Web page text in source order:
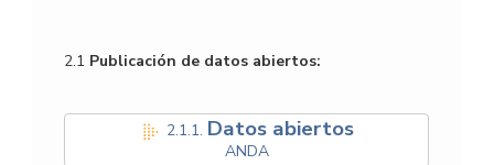
2.1 Publicación de datos abiertos:
2.1.1. Datos abiertos
ANDA